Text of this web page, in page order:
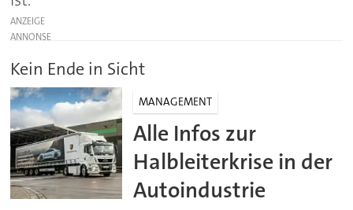
ANZEIGE
Kein Ende in Sicht
MANAGEMENT
Alle Infos zur
Halbleiterkrise in der
Autoindustrie